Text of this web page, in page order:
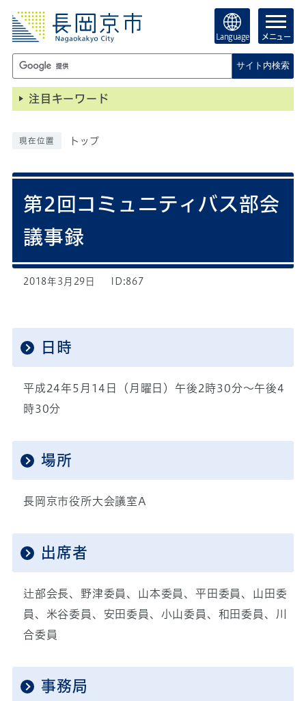
Language メニュー
サイト内検索
注目キーワード
現在位置 トップ
第2回コミュニティバス部会
議事録
2018年3月29日 ID:867
日時
平成24年5月14日（月曜日）午後2時30分～午後4
時30分
場所
長岡京市役所大会議室A
出席者
辻部会長、野津委員、山本委員、平田委員、山田委
員、米谷委員、安田委員、小山委員、和田委員、川
合委員
事務局